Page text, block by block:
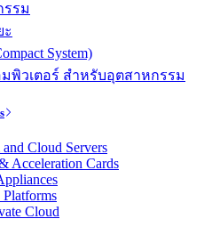
รรม
System)
พิวเตอร์ สำหรับอุตสาหกรรม
Cloud Servers
Acceleration Cards
Cloud